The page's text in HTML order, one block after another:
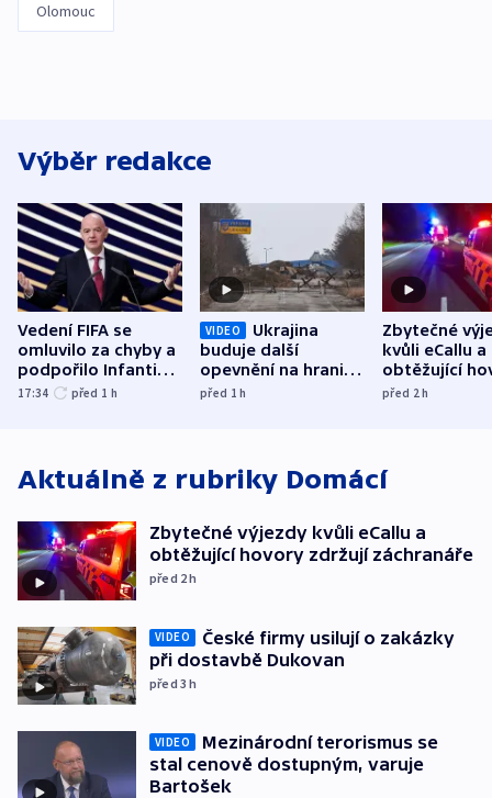
Olomouc
Výběr redakce
Vedení FIFA se
omluvilo za chyby a
podpořilo Infantina.
UEFA trvá na
17:34 před 1 h
VIDEO
Ukrajina
buduje další
opevnění na hranici
s Běloruskem
před 1h
Zbytečné
kvůli eCallu a
obtěžující
zdržují
před 2h
Aktuálně z rubriky Domácí
Zbytečné výjezdy kvůli eCallu a
obtěžující hovory zdržují záchranáře
před 2h
VIDEO
České firmy usilují o zakázky
při dostavbě Dukovan
před 3h
VIDEO
Mezinárodní terorismus se
stal cenově dostupným, varuje
Bartošek